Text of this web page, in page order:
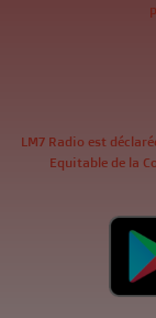
LM7 Radio est
Equitable de la